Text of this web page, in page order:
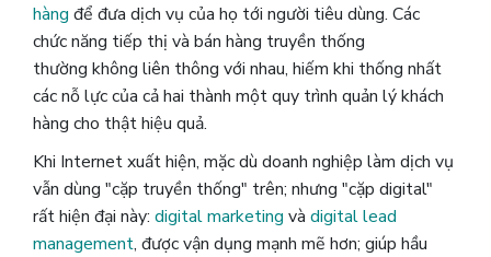
hàng để đưa dịch vụ của họ tới người tiêu dùng.Các
chức năng tiếp thị và bán hàng truyền thống
thường không liên thông với nhau, hiếm khi thống nhất
các nỗ lực của cả hai thành một quy trình quản lý khách
hàng cho thật hiệu quả.
Khi Internet xuất hiện, mặc dù doanh nghiệp làm dịch vụ
vẫn dùng "cặp truyền thống" trên; nhưng "cặp digital"
rất hiện đại này:digital marketing vàdigital lead
management, được vận dụng mạnh mẽ hơn; giúp hầu